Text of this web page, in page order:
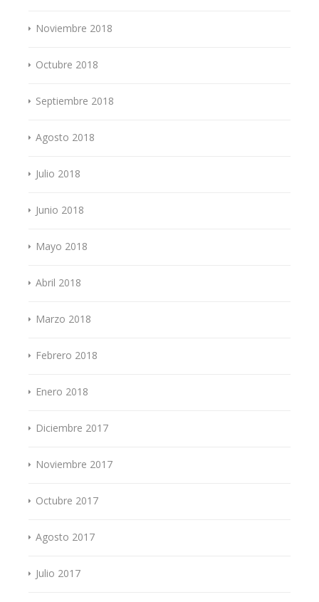
Noviembre 2018
Octubre 2018
Septiembre 2018
Agosto 2018
Julio 2018
Junio 2018
Mayo 2018
Abril 2018
Marzo 2018
Febrero 2018
Enero 2018
Diciembre 2017
Noviembre 2017
Octubre 2017
Agosto 2017
Julio 2017